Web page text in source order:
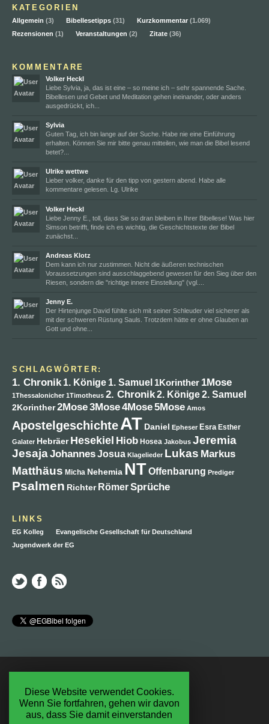
KATEGORIEN
Allgemein (3) Bibellesetipps (31) Kurzkommentar (1.069)
Rezensionen (1) Veranstaltungen (2) Zitate (36)
KOMMENTARE
Volker Heckl
Liebe Sylvia, ja, das ist eine – so meine ich – sehr spannende Sache.
Bibellesen und Gebet und Meditation gehen ineinander, oder anders
ausgedrückt, ich...
Sylvia
Guten Tag, ich bin lange auf der Suche. Habe nie eine Einführung
erhalten. Können Sie mir bitte genau mitteilen, wie man die Bibel lesend
betet?...
Ulrike wettwe
Lieber volker, danke für den tipp von gestern abend. Habe alle
kommentare gelesen. Lg. Ulrike
Volker Heckl
Liebe Jenny E., toll, dass Sie so dran bleiben in Ihrer Bibellese! Was hier
Simson betrifft, finde ich es wichtig, die Geschichtstexte der Bibel
zunächst...
Andreas Klotz
Dem kann ich nur zustimmen. Nicht die äußeren technischen
Voraussetzungen sind ausschlaggebend gewesen für den Sieg über den
Riesen, sondern die "richtige innere Einstellung" (vgl....
Jenny E.
Der Hirtenjunge David fühlte sich mit seiner Schleuder viel sicherer als
mit der schweren Rüstung Sauls. Trotzdem hätte er ohne Glauben an
Gott und ohne...
SCHLAGWÖRTER:
1. Chronik 1. Könige 1. Samuel 1Korinther 1Mose
1Thessalonicher 1Timotheus 2. Chronik2. Könige2. Samuel
2Korinther2Mose3Mose4Mose5Mose Amos
ApostelgeschichteAT Daniel Epheser Esra Esther
Galater Hebräer Hesekiel Hiob Hosea Jakobus Jeremia
JesajaJohannesJosua Klagelieder Lukas Markus
Matthäus Micha Nehemia NTOffenbarung Prediger
Psalmen Richter RömerSprüche
LINKS
EG Kolleg
Evangelische Gesellschaft für Deutschland
Jugendwerk der EG
RSS Feed
RSS Kommentare
Impressum
Diese Website verwendet Cookies.
Wenn Sie fortfahren, gehen wir davon
aus, dass Sie damit einverstanden